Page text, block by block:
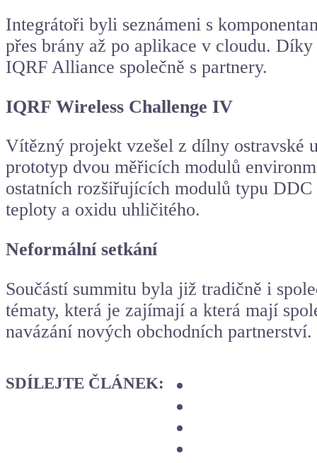
Integrátoři byli seznámeni s
přes brány až po aplikace v cloudu.
IQRF Alliance společně s partnery.
IQRF Wireless Challenge IV
Vítězný projekt vzešel z dílny ostravské
prototyp dvou měřicích modulů
ostatních rozšiřujících modulů typu
teploty a oxidu uhličitého.
Neformální setkání
Součástí summitu byla již tradičně i
tématy, která je zajímají a která mají
navázání nových obchodních partnerství.
SDÍLEJTE ČLÁNEK: